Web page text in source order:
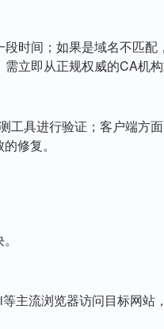
时间；如果是域名不匹
立即从正规权威的CA机构
具进行验证；客户端方
修复。
流浏览器访问目标网站